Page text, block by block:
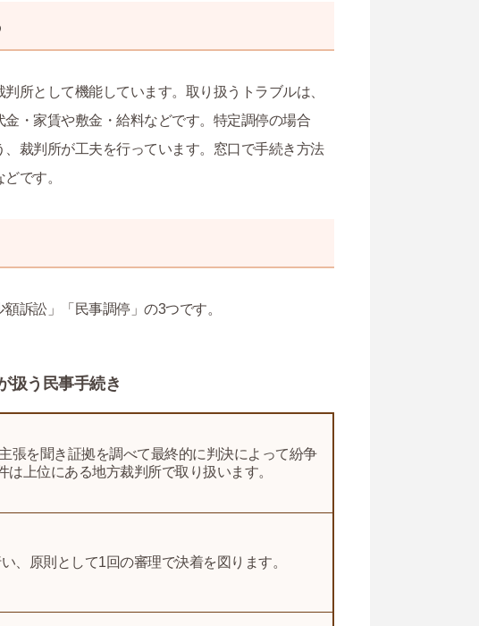
所として機能しています。取り扱うトラブルは、
・家賃や敷金・給料などです。特定調停の場合
裁判所が工夫を行っています。窓口で手続き方法
です。
訴訟」「民事調停」の3つです。
扱う民事手続き
張を聞き証拠を調べて最終的に判決によって紛争
上位にある地方裁判所で取り扱います。
、原則として1回の審理で決着を図ります。